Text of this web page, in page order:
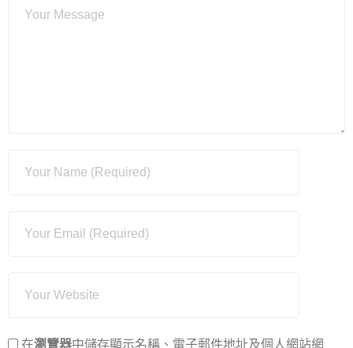
在瀏覽器中儲存顯示名稱、電子郵件地址及個人網站網